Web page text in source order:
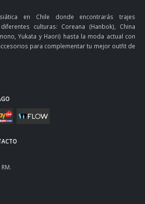
en Chile donde encontrarás trajes
culturas: Coreana (Hanbok), China
Yukata y Haori) hasta la moda actual con
para complementar tu mejor outfit de